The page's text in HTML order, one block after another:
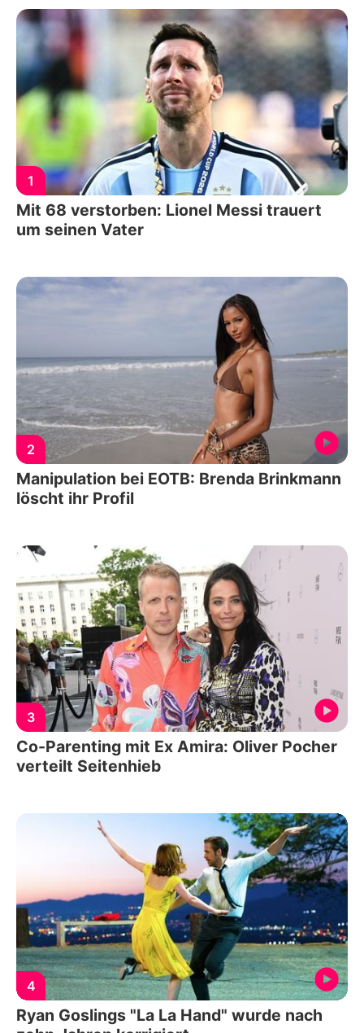
1
Mit 68 verstorben: Lionel Messi trauert
um seinen Vater
2
Manipulation bei EOTB: Brenda Brinkmann
löscht ihr Profil
3
Co-Parenting mit Ex Amira: Oliver Pocher
verteilt Seitenhieb
4
Ryan Goslings "La La Hand" wurde nach